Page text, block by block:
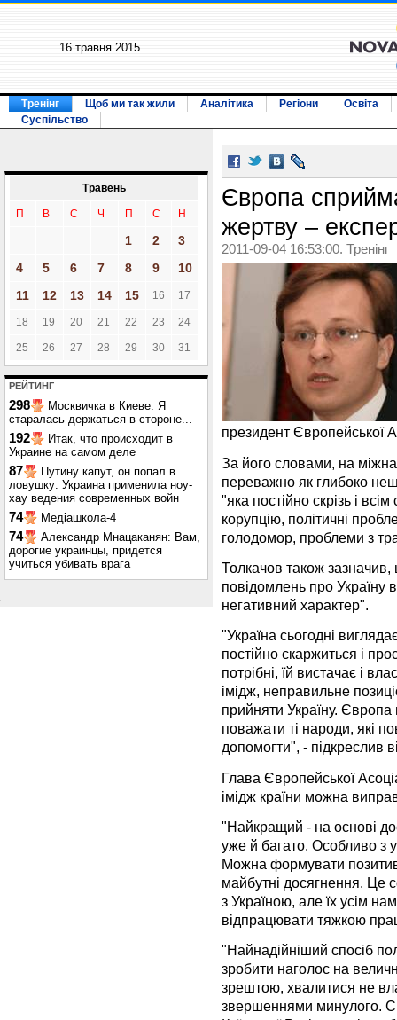
16 травня 2015
Тренінг Щоб ми так жили Аналітика Регіони
Освіта
Суспільство
Травень
П В С Ч П С Н
1 2
3
4
5 6 7 8 9
10
11
12 13 14 15 16 17
18 19 20 21 22 23 24
25 26 27 28 29 30 31
РЕЙТИНГ
298
Москвичка в Киеве: Я
старалась держаться в стороне...
192
Итак, что происходит в
Украине на самом деле
87
Путину капут, он попал в
ловушку: Украина применила ноу-
хау ведения современных войн
74 Медіашкола-4
74
Александр Мнацаканян: Вам,
дорогие украинцы, придется
учиться убивать врага
Європа
жертву –
2011-09-04 16:53:00. Тренінг
президент Європейської
За його словами, на
переважно як глибоко
"яка постійно скрізь і
корупцію, політичні
голодомор, проблеми з
Толкачов також
повідомлень про Україну
негативний характер".
"Україна сьогодні
постійно скаржиться і
потрібні, їй вистачає і
імідж, неправильне
прийняти Україну.
поважати ті народи, які
допомогти", - підкреслив
Глава Європейської
імідж країни можна
"Найкращий - на основі
уже й багато. Особливо з
Можна формувати
майбутні досягнення. Це
з Україною, але їх усім
відпрацювати тяжкою
"Найнадійніший спосіб
зробити наголос на
зрештою, хвалитися не
звершеннями минулого.